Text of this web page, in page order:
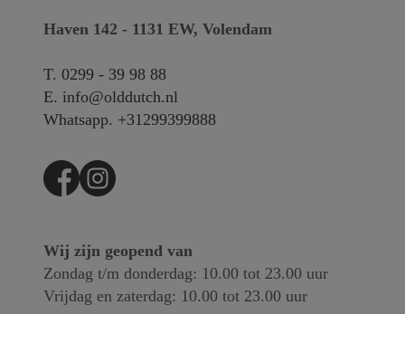
Haven 142 - 1131 EW, Volendam
T. 0299 - 39 98 88
E. info@olddutch.nl
Whatsapp. +31299399888
Wij zijn geopend van
Zondag t/m donderdag: 10.00 tot 23.00 uur
Vrijdag en zaterdag: 10.00 tot 23.00 uur